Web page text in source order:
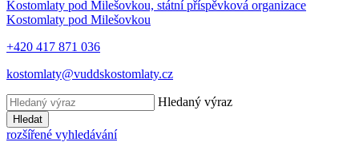
Kostomlaty pod Milešovkou, státní příspěvková organizace
Kostomlaty pod Milešovkou
+420 417 871 036
kostomlaty@vuddskostomlaty.cz
Hledaný výraz
Hledat
rozšířené vyhledávání